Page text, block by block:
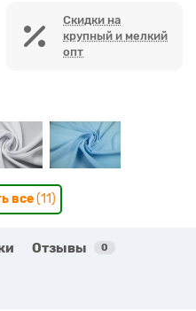
Скидки на
крупный и мелкий
опт
все(11)
Отзывы 0